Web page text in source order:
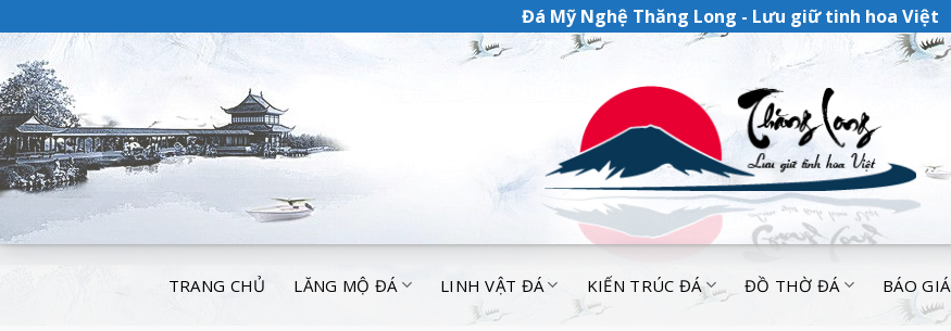
Đá Mỹ Nghệ Thăng Long - Lưu giữ tinh hoa Việt
TRANG CHỦ LĂNG MỘ ĐÁ LINH VẬT ĐÁ KIẾN TRÚC ĐÁ ĐỒ THỜ ĐÁ BÁO GIÁ